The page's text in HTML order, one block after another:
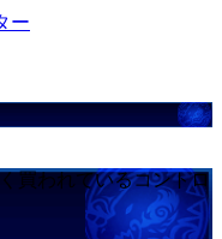
ー
買われているコントロ